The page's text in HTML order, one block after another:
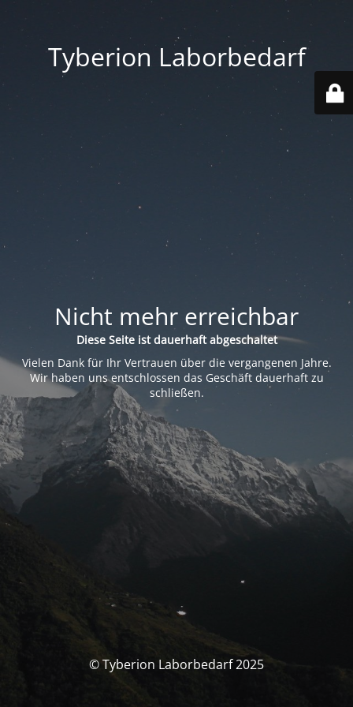
Tyberion Laborbedarf
Nicht mehr erreichbar
Diese Seite ist dauerhaft abgeschaltet
Vielen Dank für Ihr Vertrauen über die vergangenen Jahre.
Wir haben uns entschlossen das Geschäft dauerhaft zu
schließen.
© Tyberion Laborbedarf 2025